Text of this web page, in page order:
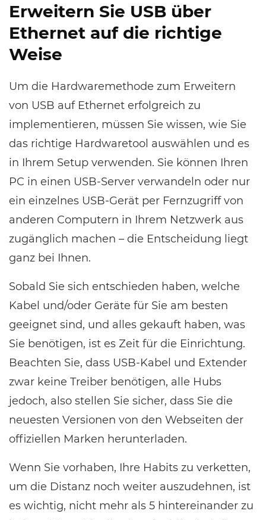
Erweitern Sie USB über
Ethernet auf die richtige
Weise
Um die Hardwaremethode zum Erweitern
von USB auf Ethernet erfolgreich zu
implementieren, müssen Sie wissen, wie Sie
das richtige Hardwaretool auswählen und es
in Ihrem Setup verwenden. Sie können Ihren
PC in einen USB-Server verwandeln oder nur
ein einzelnes USB-Gerät per Fernzugriff von
anderen Computern in Ihrem Netzwerk aus
zugänglich machen – die Entscheidung liegt
ganz bei Ihnen.
Sobald Sie sich entschieden haben, welche
Kabel und/oder Geräte für Sie am besten
geeignet sind, und alles gekauft haben, was
Sie benötigen, ist es Zeit für die Einrichtung.
Beachten Sie, dass USB-Kabel und Extender
zwar keine Treiber benötigen, alle Hubs
jedoch, also stellen Sie sicher, dass Sie die
neuesten Versionen von den Webseiten der
offiziellen Marken herunterladen.
Wenn Sie vorhaben, Ihre Habits zu verketten,
um die Distanz noch weiter auszudehnen, ist
es wichtig, nicht mehr als 5 hintereinander zu